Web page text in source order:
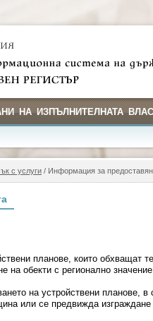
НА ИЗПЪЛНИТЕЛНАТА
с услуги / Информация за
планове, които обхващат
на обекти с регионално значение
на устройствени планове, в
или се предвижда изграждане